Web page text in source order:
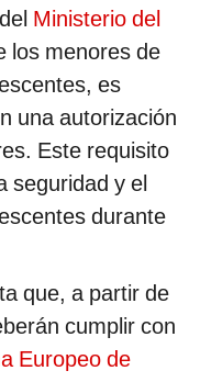
Ministerio del
los menores de
es
una autorización
Este requisito
seguridad y el
durante
que, a partir de
cumplir con
Europeo de